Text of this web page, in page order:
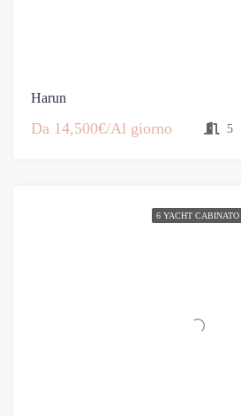
Harun
Da 14,500€/Al giorno 5
6 YACHT CABINATO